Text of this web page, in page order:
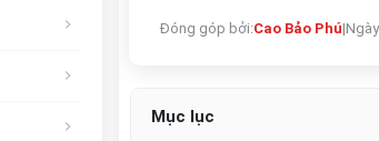
Đóng góp bởi:Cao Bảo Phú|
Mục lục